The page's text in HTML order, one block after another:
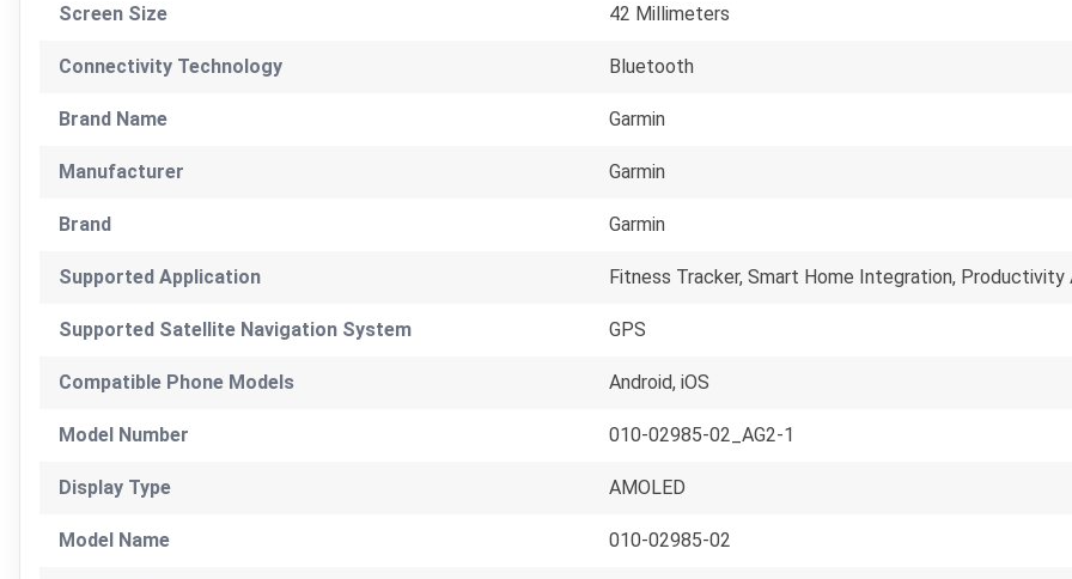
Screen Size 42 Millimeters
Connectivity Technology Bluetooth
Brand Name Garmin
Manufacturer Garmin
Brand Garmin
Supported Application Fitness Tracker, Smart Home Integration, Productivity
Supported Satellite Navigation System GPS
Compatible Phone Models Android, iOS
Model Number 010-02985-02_AG2-1
Display Type AMOLED
Model Name 010-02985-02